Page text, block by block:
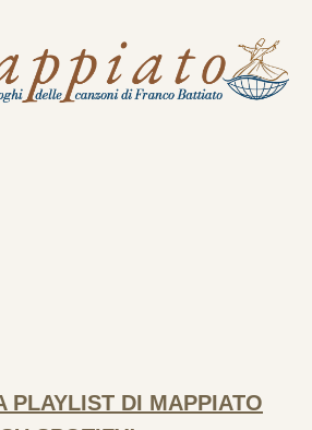
Skip to navigation
PLAYLIST DI MAPPIATO